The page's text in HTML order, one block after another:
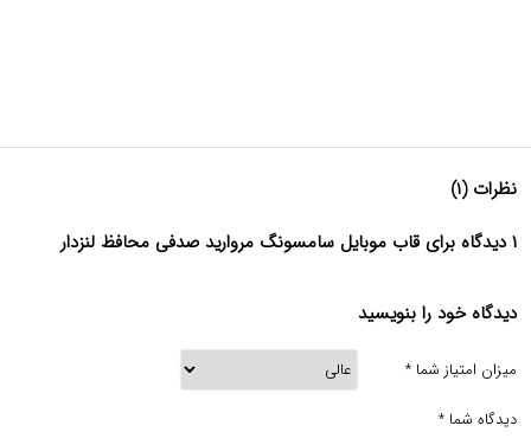
نظرات (۱)
۱ دیدگاه برای قاب موبایل سامسونگ مروارید صدفی محافظ لنزدار
دیدگاه خود را بنویسید
میزان امتیاز شما *
دیدگاه شما *